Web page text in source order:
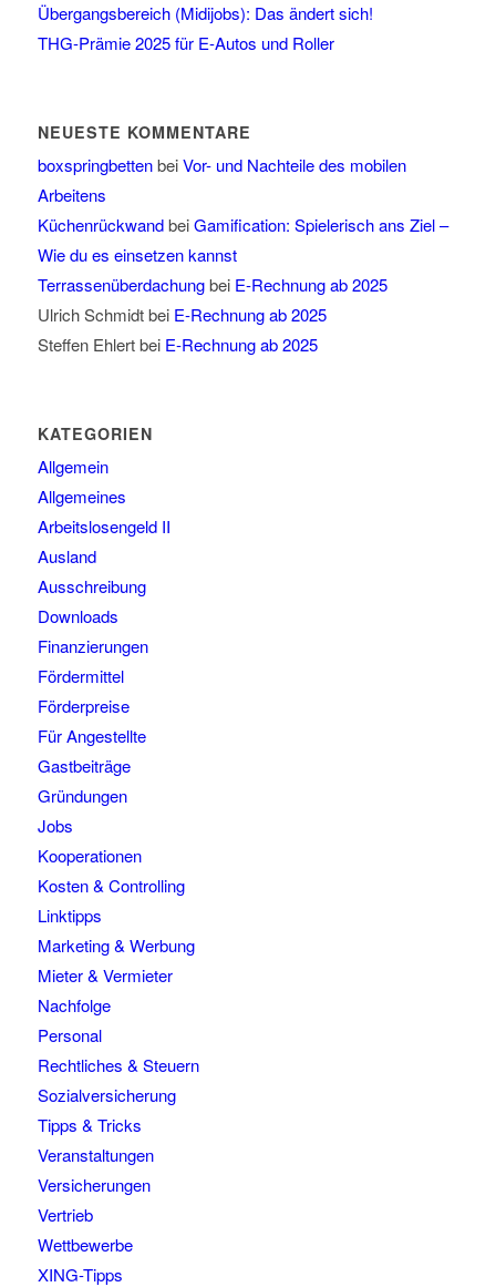
Übergangsbereich (Midijobs): Das ändert sich!
THG-Prämie 2025 für E-Autos und Roller
NEUESTE KOMMENTARE
boxspringbettenbeiVor- und Nachteile des mobilen
Arbeitens
KüchenrückwandbeiGamification: Spielerisch ans Ziel –
Wie du es einsetzen kannst
Terrassenüberdachungbei E-Rechnung ab 2025
Ulrich Schmidtbei E-Rechnung ab 2025
Steffen Ehlertbei E-Rechnung ab 2025
KATEGORIEN
Allgemein
Allgemeines
Arbeitslosengeld II
Ausland
Ausschreibung
Downloads
Finanzierungen
Fördermittel
Förderpreise
Für Angestellte
Gastbeiträge
Gründungen
Jobs
Kooperationen
Kosten & Controlling
Linktipps
Marketing & Werbung
Mieter & Vermieter
Nachfolge
Personal
Rechtliches & Steuern
Sozialversicherung
Tipps & Tricks
Veranstaltungen
Versicherungen
Vertrieb
Wettbewerbe
XING-Tipps